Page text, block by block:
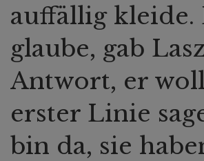
auffällig kleide.
glaube, gab
Antwort, er
erster Linie
bin da, sie